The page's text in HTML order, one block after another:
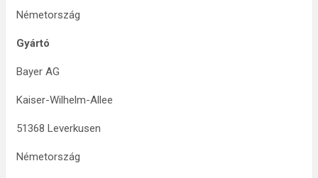
Németország
Gyártó
Bayer AG
Kaiser-Wilhelm-Allee
51368 Leverkusen
Németország